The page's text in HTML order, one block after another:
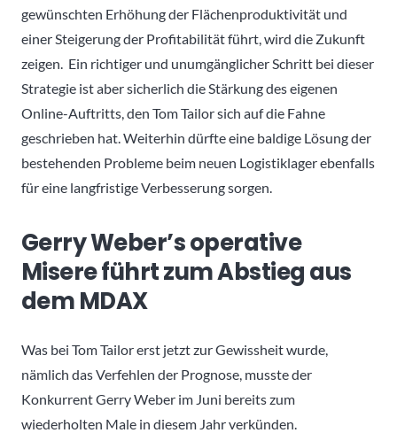
gewünschten Erhöhung der Flächenproduktivität und
einer Steigerung der Profitabilität führt, wird die Zukunft
zeigen. Ein richtiger und unumgänglicher Schritt bei dieser
Strategie ist aber sicherlich die Stärkung des eigenen
Online-Auftritts, den Tom Tailor sich auf die Fahne
geschrieben hat. Weiterhin dürfte eine baldige Lösung der
bestehenden Probleme beim neuen Logistiklager ebenfalls
für eine langfristige Verbesserung sorgen.
Gerry Weber’s operative
Misere führt zum Abstieg aus
dem MDAX
Was bei Tom Tailor erst jetzt zur Gewissheit wurde,
nämlich das Verfehlen der Prognose, musste der
Konkurrent Gerry Weber im Juni bereits zum
wiederholten Male in diesem Jahr verkünden.